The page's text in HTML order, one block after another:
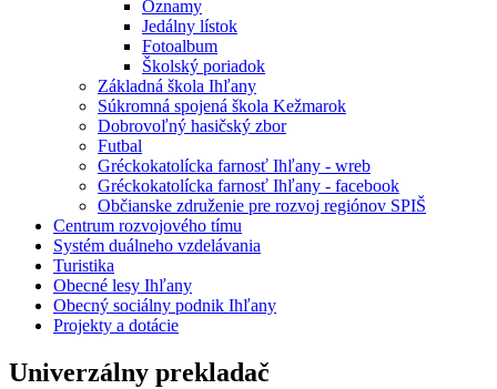
Oznamy
Jedálny lístok
Fotoalbum
Školský poriadok
Základná škola Ihľany
Súkromná spojená škola Kežmarok
Dobrovoľný hasičský zbor
Futbal
Gréckokatolícka farnosť Ihľany - wreb
Gréckokatolícka farnosť Ihľany - facebook
Občianske združenie pre rozvoj regiónov SPIŠ
Centrum rozvojového tímu
Systém duálneho vzdelávania
Turistika
Obecné lesy Ihľany
Obecný sociálny podnik Ihľany
Projekty a dotácie
Univerzálny prekladač